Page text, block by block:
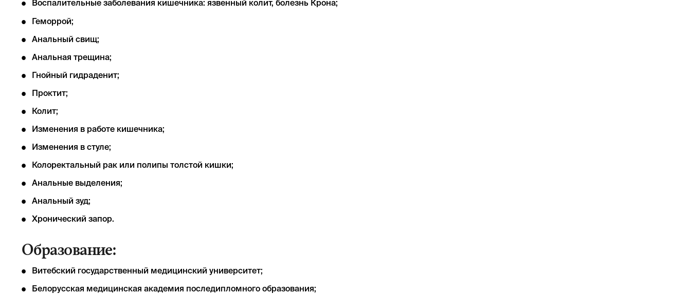
Воспалительные заболевания кишечника: язвенный колит, болезнь Крона;
Геморрой;
Анальный свищ;
Анальная трещина;
Гнойный гидраденит;
Проктит;
Колит;
Изменения в работе кишечника;
Изменения в стуле;
Колоректальный рак или полипы толстой кишки;
Анальные выделения;
Анальный зуд;
Хронический запор.
Образование:
Витебский государственный медицинский университет;
Белорусская медицинская академия последипломного образования;